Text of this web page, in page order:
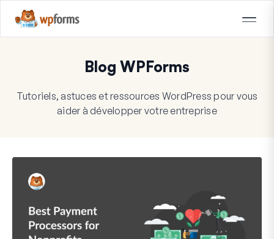
Blog WPForms
Tutoriels, astuces et ressources WordPress pour vous
aider à développer votre entreprise